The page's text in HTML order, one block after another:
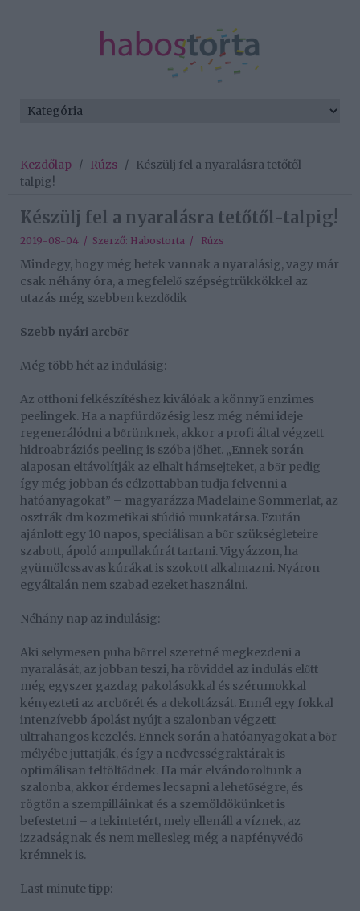
Kezdőlap / Rúzs / Készülj fel a nyaralásra tetőtől-
talpig!
Készülj fel a nyaralásra tetőtől-talpig!
2019-08-04 / Szerző: Habostorta / Rúzs
Mindegy, hogy még hetek vannak a nyaralásig, vagy már
csak néhány óra, a megfelelő szépségtrükkökkel az
utazás még szebben kezdődik
Szebb nyári arcbőr
Még több hét az indulásig:
Az otthoni felkészítéshez kiválóak a könnyű enzimes
peelingek. Ha a napfürdőzésig lesz még némi ideje
regenerálódni a bőrünknek, akkor a profi által végzett
hidroabráziós peeling is szóba jöhet. „Ennek során
alaposan eltávolítják az elhalt hámsejteket, a bőr pedig
így még jobban és célzottabban tudja felvenni a
hatóanyagokat” – magyarázza Madelaine Sommerlat, az
osztrák dm kozmetikai stúdió munkatársa. Ezután
ajánlott egy 10 napos, speciálisan a bőr szükségleteire
szabott, ápoló ampullakúrát tartani. Vigyázzon, ha
gyümölcssavas kúrákat is szokott alkalmazni. Nyáron
egyáltalán nem szabad ezeket használni.
Néhány nap az indulásig:
Aki selymesen puha bőrrel szeretné megkezdeni a
nyaralását, az jobban teszi, ha röviddel az indulás előtt
még egyszer gazdag pakolásokkal és szérumokkal
kényezteti az arcbőrét és a dekoltázsát. Ennél egy fokkal
intenzívebb ápolást nyújt a szalonban végzett
ultrahangos kezelés. Ennek során a hatóanyagokat a bőr
mélyébe juttatják, és így a nedvességraktárak is
optimálisan feltöltődnek. Ha már elvándoroltunk a
szalonba, akkor érdemes lecsapni a lehetőségre, és
rögtön a szempilláinkat és a szemöldökünket is
befestetni – a tekintetért, mely ellenáll a víznek, az
izzadságnak és nem mellesleg még a napfényvédő
krémnek is.
Last minute tipp: